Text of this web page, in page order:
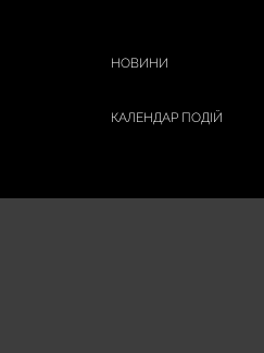
VIGOR
НОВИНИ
КАЛЕНДАР ПОДІЙ